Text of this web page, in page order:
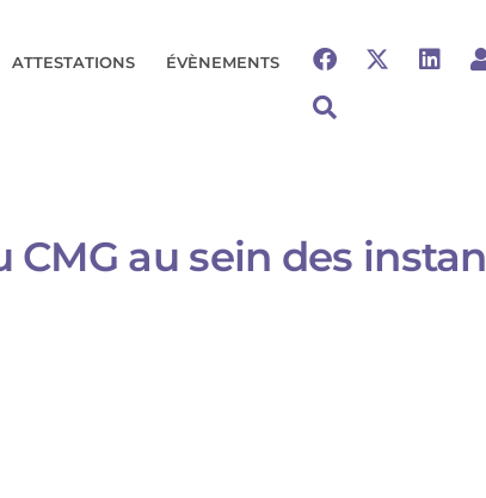
ATTESTATIONS ÉVÈNEMENTS
au sein des